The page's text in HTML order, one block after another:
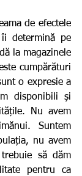
determină pe
la magazinele
cumpărături
o expresie a
disponibili și
Nu avem
Suntem
nu avem
să dăm
pentru ca